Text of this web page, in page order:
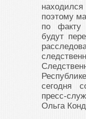
поэтому
по факту
будут
сегодня
пресс-
Ольга